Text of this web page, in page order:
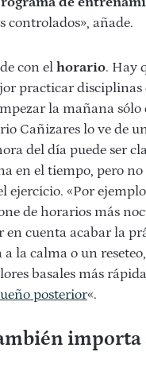
controlados», añade.
con el horario. Hay
practicar disciplinas
la mañana sólo
Cañizares lo ve de
del día puede ser
en el tiempo, pero
ejercicio. «Por
de horarios más
en cuenta acabar la
la calma o un
basales más
posterior«.
importa